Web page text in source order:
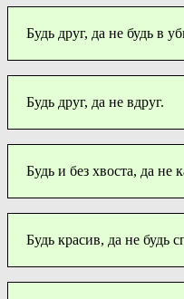
Будь друг, да не будь в
Будь друг, да не вдруг.
Будь и без хвоста, да не
Будь красив, да не будь